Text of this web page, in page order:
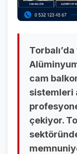
GALERİLER
VİDEO GALERİ
FOTO GALERİ
KURUMSAL
HAKKIMIZDA
KÜNYE
İLETİŞİM
cam
sistemleri
çekiyor.